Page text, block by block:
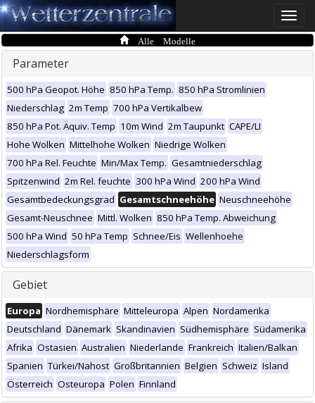
Toggle
Alle Modelle
Parameter
500 hPa Geopot. Höhe 850 hPa Temp. 850 hPa Stromlinien
Niederschlag 2m Temp 700 hPa Vertikalbew
850 hPa Pot. Äquiv. Temp 10m Wind 2m Taupunkt CAPE/LI
Hohe Wolken Mittelhohe Wolken Niedrige Wolken
700 hPa Rel. Feuchte Min/Max Temp. Gesamtniederschlag
Spitzenwind 2m Rel. feuchte 300 hPa Wind 200 hPa Wind
Gesamtbedeckungsgrad Gesamtschneehöhe Neuschneehöhe
Gesamt-Neuschnee Mittl. Wolken 850 hPa Temp. Abweichung
500 hPa Wind 50 hPa Temp Schnee/Eis Wellenhoehe
Niederschlagsform
Gebiet
Europa Nordhemisphäre Mitteleuropa Alpen Nordamerika
Deutschland Dänemark Skandinavien Südhemisphäre Südamerika
Afrika Ostasien Australien Niederlande Frankreich Italien/Balkan
Spanien Türkei/Nahost Großbritannien Belgien Schweiz Island
Österreich Osteuropa Polen Finnland